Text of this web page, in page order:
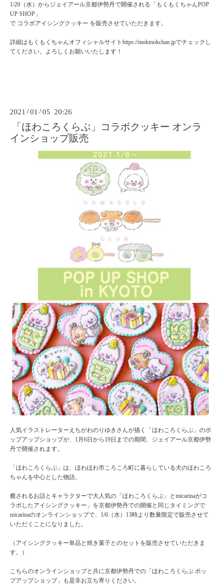
1/20（水）からジェイアール京都伊勢丹で開催される「もくもくちゃんPOP
UP SHOP」
で コラボアイシングクッキー を販売させていただきます。
詳細はもくもくちゃんオフィシャルサイトhttps://mokmokchan.jpでチェックし
てください。よろしくお願いいたします！
2021 /01 /05 20:26
「ほわころくらぶ」コラボクッキー オンラ
インショップ販売
人気イラストレーターえちがわのりゆきさんが描く「ほわころくらぶ」のポ
ップアップショップが、1月6日から19日までの期間、ジェイアール京都伊勢
丹で開催されます。
「ほわころくらぶ」は、ほわほわ市ころころ町に暮らしている犬のほわころ
ちゃんを中心とした物語。
癒されるお話とキャラクターで大人気の「ほわころくらぶ」とmicarinaがコ
ラボしたアイシングクッキー」を京都伊勢丹での開催と同じタイミングで
micarinaのオンラインショップで、1/6（水）13時より数量限定で販売させて
いただくことになりました。
（アイシングクッキー単品と焼き菓子とのセットを販売させていただきま
す。）
こちらのオンラインショップと共に京都伊勢丹での「ほわころくらぶ ポッ
プアップショップ」も是非お立ち寄りください。